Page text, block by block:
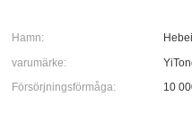
Hamn:
Hebei
varumärke:
Försörjningsförmåga:
10